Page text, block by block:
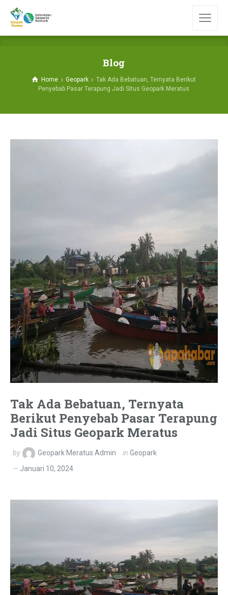
Blog
Home Geopark
Tak Ada Bebatuan, Ternyata Berikut
Penyebab Pasar Terapung Jadi Situs Geopark Meratus
Tak Ada Bebatuan, Ternyata
Berikut Penyebab Pasar Terapung
Jadi Situs Geopark Meratus
by Geopark Meratus Admin in Geopark
Januari 10, 2024